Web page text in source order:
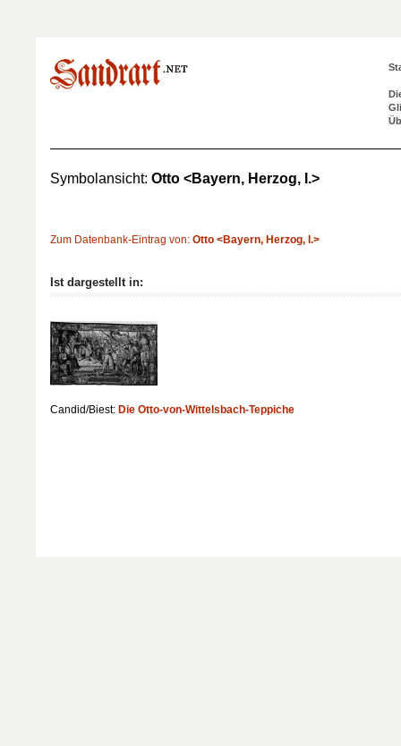
Symbolansicht: Otto <Bayern, Herzog, I.>
Zum Datenbank-Eintrag von: Otto <Bayern, Herzog, I.>
Ist dargestellt in:
Candid/Biest: Die Otto-von-Wittelsbach-Teppiche